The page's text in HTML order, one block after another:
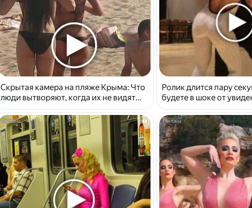
Скрытая камера на пляже Крыма: Что
люди вытворяют, когда их не видят...
Ролик длится пару
будете в шоке от
i